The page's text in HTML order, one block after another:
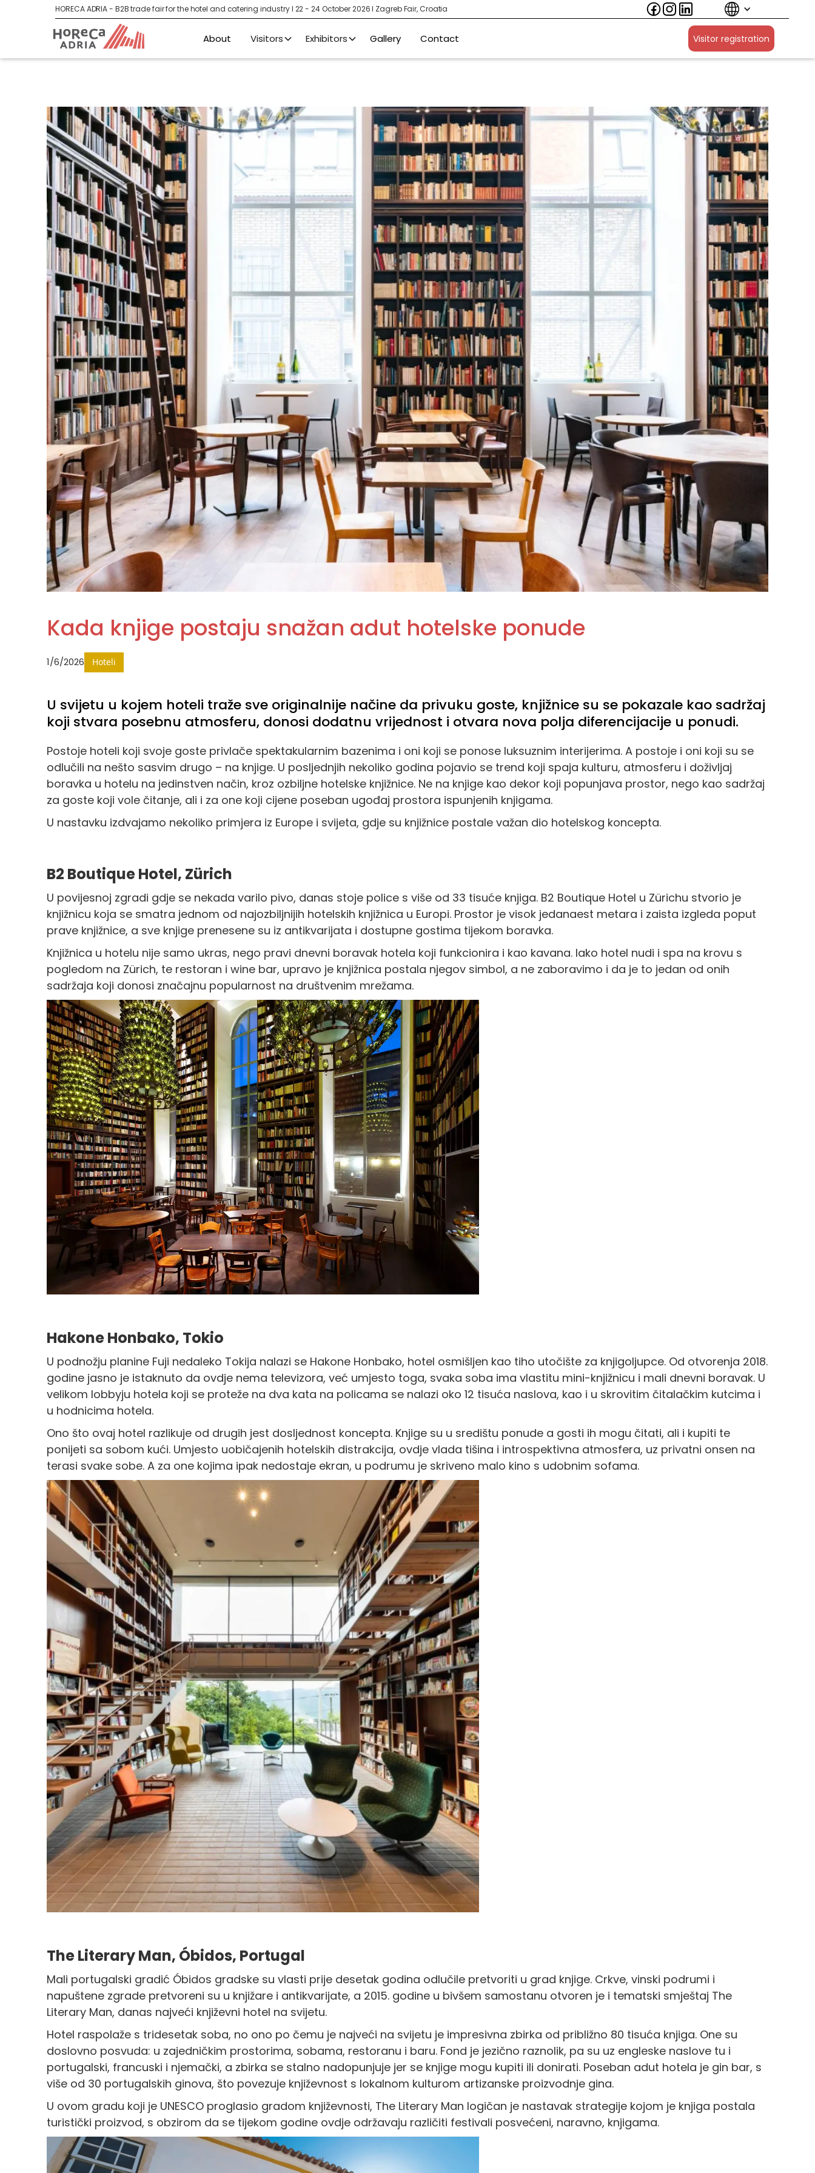
HORECA ADRIA - B2B trade fair for the hotel and catering industry I 22 - 24 October 2026 I Zagreb Fair, Croatia
About Visitors Exhibitors Gallery Contact Visitor registration
Kada knjige postaju snažan adut hotelske ponude
1/6/2026 Hoteli
U svijetu u kojem hoteli traže sve originalnije načine da privuku goste, knjižnice su se pokazale kao sadržaj
koji stvara posebnu atmosferu, donosi dodatnu vrijednost i otvara nova polja diferencijacije u ponudi.
Postoje hoteli koji svoje goste privlače spektakularnim bazenima i oni koji se ponose luksuznim interijerima. A postoje i oni koji su se
odlučili na nešto sasvim drugo – na knjige. U posljednjih nekoliko godina pojavio se trend koji spaja kulturu, atmosferu i doživljaj
boravka u hotelu na jedinstven način, kroz ozbiljne hotelske knjižnice. Ne na knjige kao dekor koji popunjava prostor, nego kao sadržaj
za goste koji vole čitanje, ali i za one koji cijene poseban ugođaj prostora ispunjenih knjigama.
U nastavku izdvajamo nekoliko primjera iz Europe i svijeta, gdje su knjižnice postale važan dio hotelskog koncepta.
B2 Boutique Hotel, Zürich
U povijesnoj zgradi gdje se nekada varilo pivo, danas stoje police s više od 33 tisuće knjiga. B2 Boutique Hotel u Zürichu stvorio je
knjižnicu koja se smatra jednom od najozbiljnijih hotelskih knjižnica u Europi. Prostor je visok jedanaest metara i zaista izgleda poput
prave knjižnice, a sve knjige prenesene su iz antikvarijata i dostupne gostima tijekom boravka.
Knjižnica u hotelu nije samo ukras, nego pravi dnevni boravak hotela koji funkcionira i kao kavana. Iako hotel nudi i spa na krovu s
pogledom na Zürich, te restoran i wine bar, upravo je knjižnica postala njegov simbol, a ne zaboravimo i da je to jedan od onih
sadržaja koji donosi značajnu popularnost na društvenim mrežama.
Hakone Honbako, Tokio
U podnožju planine Fuji nedaleko Tokija nalazi se Hakone Honbako, hotel osmišljen kao tiho utočište za knjigoljupce. Od otvorenja 2018.
godine jasno je istaknuto da ovdje nema televizora, već umjesto toga, svaka soba ima vlastitu mini-knjižnicu i mali dnevni boravak. U
velikom lobbyju hotela koji se proteže na dva kata na policama se nalazi oko 12 tisuća naslova, kao i u skrovitim čitalačkim kutcima i
u hodnicima hotela.
Ono što ovaj hotel razlikuje od drugih jest dosljednost koncepta. Knjige su u središtu ponude a gosti ih mogu čitati, ali i kupiti te
ponijeti sa sobom kući. Umjesto uobičajenih hotelskih distrakcija, ovdje vlada tišina i introspektivna atmosfera, uz privatni onsen na
terasi svake sobe. A za one kojima ipak nedostaje ekran, u podrumu je skriveno malo kino s udobnim sofama.
The Literary Man, Óbidos, Portugal
Mali portugalski gradić Óbidos gradske su vlasti prije desetak godina odlučile pretvoriti u grad knjige. Crkve, vinski podrumi i
napuštene zgrade pretvoreni su u knjižare i antikvarijate, a 2015. godine u bivšem samostanu otvoren je i tematski smještaj The
Literary Man, danas najveći književni hotel na svijetu.
Hotel raspolaže s tridesetak soba, no ono po čemu je najveći na svijetu je impresivna zbirka od približno 80 tisuća knjiga. One su
doslovno posvuda: u zajedničkim prostorima, sobama, restoranu i baru. Fond je jezično raznolik, pa su uz engleske naslove tu i
portugalski, francuski i njemački, a zbirka se stalno nadopunjuje jer se knjige mogu kupiti ili donirati. Poseban adut hotela je gin bar, s
više od 30 portugalskih ginova, što povezuje književnost s lokalnom kulturom artizanske proizvodnje gina.
U ovom gradu koji je UNESCO proglasio gradom književnosti, The Literary Man logičan je nastavak strategije kojom je knjiga postala
turistički proizvod, s obzirom da se tijekom godine ovdje održavaju različiti festivali posvećeni, naravno, knjigama.